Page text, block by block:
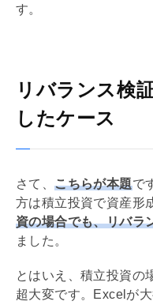
す。
リバランス検
したケース
さて、こちらが本題で
方は積立投資で資産形
資の場合でも、リバラ
ました。
とはいえ、積立投資の
超大変です。Excelが